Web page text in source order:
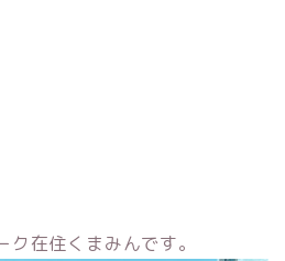
在住くまみんです。